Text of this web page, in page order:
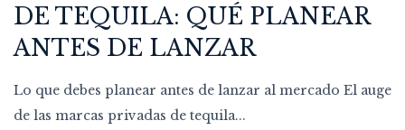
DE TEQUILA: QUÉ PLANEAR
ANTES DE LANZAR
Lo que debes planear antes de lanzar al mercado El auge
de las marcas privadas de tequila...